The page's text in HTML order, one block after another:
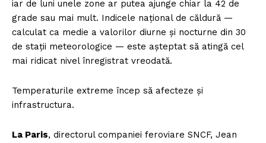
iar de luni unele zone ar putea ajunge chiar la 42 de
grade sau mai mult. Indicele național de căldură —
calculat ca medie a valorilor diurne și nocturne din 30
de stații meteorologice — este așteptat să atingă cel
mai ridicat nivel înregistrat vreodată.
Temperaturile extreme încep să afecteze și
infrastructura.
La Paris, directorul companiei feroviare SNCF, Jean